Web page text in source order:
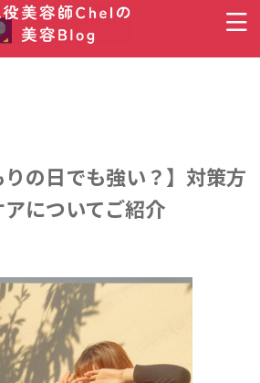
りの日でも強い？】対策方
についてご紹介